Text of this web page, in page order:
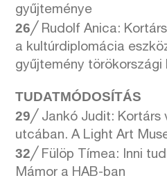
gyűjteménye
26╱ Rudolf Anica:
a kultúrdiplomácia
gyűjtemény törökországi
TUDATMÓDOSÍTÁS
29╱ Jankó Judit: Kortárs
utcában. A Light Art
32╱ Fülöp Tímea: Inni
Mámor a HAB-ban